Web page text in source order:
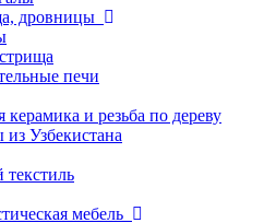
дровницы
печи
керамика и резьба по дереву
Узбекистана
мебель